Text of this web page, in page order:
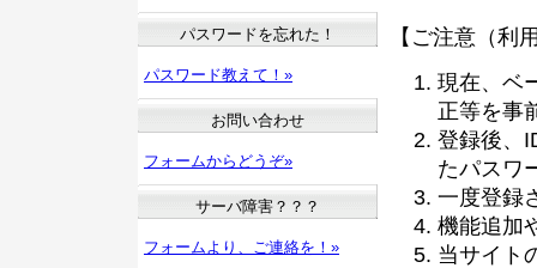
【ご注意（利
現在、ベ
正等を事
登録後、
たパスワ
一度登録
機能追加
当サイト
パスワードを忘れた！
パスワード教えて！»
お問い合わせ
フォームからどうぞ»
サーバ障害？？？
フォームより、ご連絡を！»